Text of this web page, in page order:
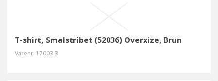
T-shirt, Smalstribet (52036) Overxize, Brun
Varenr. 17003-3